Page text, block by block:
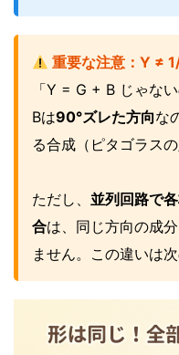
重要な注意：Y ≠
「Y = G + B じゃな
Bは90°ズレた方向な
る合成（ピタゴラス
ただし、 並列回路で
合は、同じ方向の成
ません。この違いは